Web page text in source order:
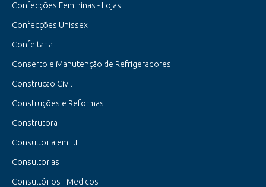
Confecções Femininas - Lojas
Confecções Unissex
Confeitaria
Conserto e Manutenção de Refrigeradores
Construção Civil
Construções e Reformas
Construtora
Consultoria em T.I
Consultorias
Consultórios - Medicos